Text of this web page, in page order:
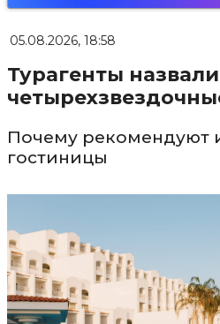
05.08.2026, 18:58
Турагенты
Почему рекомендуют
гостиницы